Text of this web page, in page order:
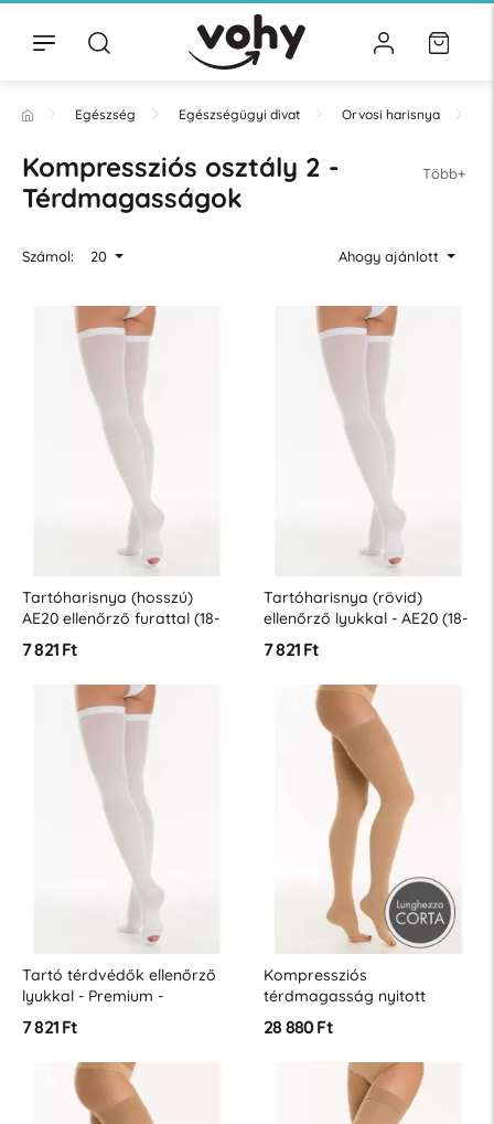
Egészség Egészségügyi divat Orvosi harisnya
Kompressziós osztály 2 -
Térdmagasságok
Több+
Számol: 20 Ahogy ajánlott
Tartóharisnya (hosszú)
AE20 ellenőrző furattal (18-
23 Hgmm)
7 821 Ft
Tartóharisnya (rövid)
ellenőrző lyukkal - AE20 (18-
23 Hgmm)
7 821 Ft
Tartó térdvédők ellenőrző
lyukkal - Premium -
(polybag) - AE20 (18-23
Hgmm)
7 821 Ft
Kompressziós
térdmagasság nyitott
orrral – 2. osztály – (23-32
Hgmm – K2)
28 880 Ft